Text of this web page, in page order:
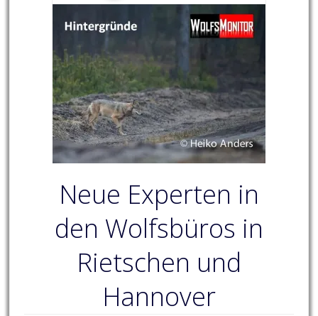
Neue Experten in
den Wolfsbüros in
Rietschen und
Hannover